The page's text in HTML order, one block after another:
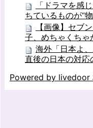
「ドラマを感
ちているものが“
【画像】セブ
子、めちゃくちゃ
海外「日本よ
直後の日本の対応
Powered by livedoor